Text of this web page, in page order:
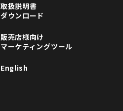
取扱説明書
ダウンロード
販売店様向け
マーケティングツール
English